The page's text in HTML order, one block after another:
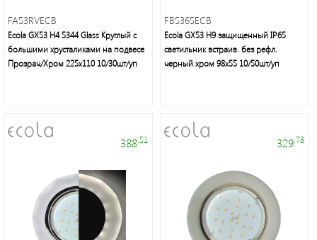
FA53RVECB
Ecola GX53 H4 5344 Glass Круглый с
большими хрусталиками на подвесе
Прозрач/Хром 225x110 10/30шт/уп
FB5365ECB
Ecola GX53 H9 защищенный IP65
светильник встраив. без рефл.
черный хром 98х55 10/50шт/уп
388 .51 329.78